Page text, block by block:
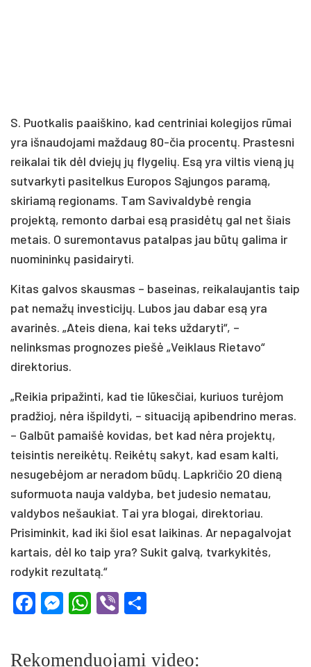
S. Puotkalis paaiškino, kad centriniai kolegijos rūmai
yra išnaudojami maždaug 80-čia procentų. Prastesni
reikalai tik dėl dviejų jų flygelių. Esą yra viltis vieną jų
sutvarkyti pasitelkus Europos Sąjungos paramą,
skiriamą regionams. Tam Savivaldybė rengia
projektą, remonto darbai esą prasidėtų gal net šiais
metais. O suremontavus patalpas jau būtų galima ir
nuomininkų pasidairyti.
Kitas galvos skausmas – baseinas, reikalaujantis taip
pat nemažų investicijų. Lubos jau dabar esą yra
avarinės. „Ateis diena, kai teks uždaryti“, –
nelinksmas prognozes piešė „Veiklaus Rietavo“
direktorius.
„Reikia pripažinti, kad tie lūkesčiai, kuriuos turėjom
pradžioj, nėra išpildyti, – situaciją apibendrino meras.
– Galbūt pamaišė kovidas, bet kad nėra projektų,
teisintis nereikėtų. Reikėtų sakyt, kad esam kalti,
nesugebėjom ar neradom būdų. Lapkričio 20 dieną
suformuota nauja valdyba, bet judesio nematau,
valdybos nešaukiat. Tai yra blogai, direktoriau.
Prisiminkit, kad iki šiol esat laikinas. Ar nepagalvojat
kartais, dėl ko taip yra? Sukit galvą, tvarkykitės,
rodykit rezultatą.“
Facebook
Messenger
WhatsApp
Viber
Rekomenduojami video: